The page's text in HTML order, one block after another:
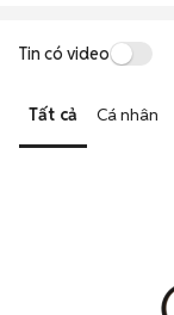
Tin có video
Tất cả Cá nhân